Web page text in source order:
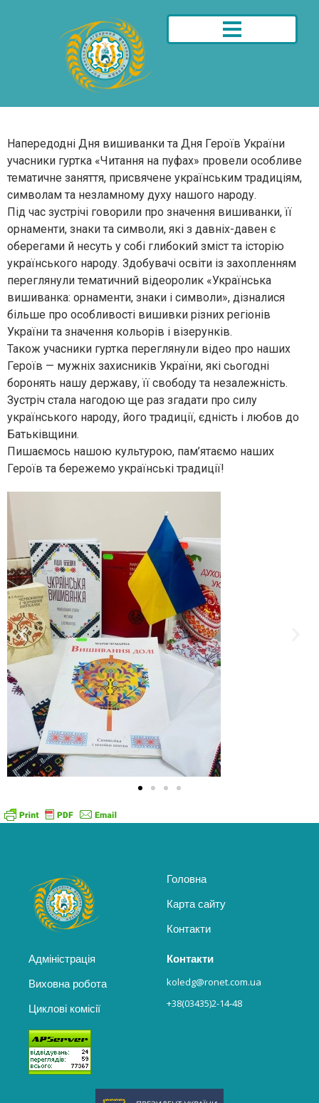
Напередодні Дня вишиванки та Дня Героїв України
учасники гуртка «Читання на пуфах» провели особливе
тематичне заняття, присвячене українським традиціям,
символам та незламному духу нашого народу.
Під час зустрічі говорили про значення вишиванки, її
орнаменти, знаки та символи, які з давніх-давен є
оберегами й несуть у собі глибокий зміст та історію
українського народу. Здобувачі освіти із захопленням
переглянули тематичний відеоролик «Українська
вишиванка: орнаменти, знаки і символи», дізналися
більше про особливості вишивки різних регіонів
України та значення кольорів і візерунків.
Також учасники гуртка переглянули відео про наших
Героїв — мужніх захисників України, які сьогодні
боронять нашу державу, її свободу та незалежність.
Зустріч стала нагодою ще раз згадати про силу
українського народу, його традиції, єдність і любов до
Батьківщини.
Пишаємось нашою культурою, пам’ятаємо наших
Героїв та бережемо українські традиції!
Головна
Карта сайту
Контакти
Адміністрація
Виховна робота
Циклові комісії
Контакти
koledg@ronet.com.ua
+38(03435)2-14-48